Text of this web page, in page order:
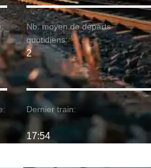
Nb. moyen de départs
quotidiens:
2
Dernier train:
17:54